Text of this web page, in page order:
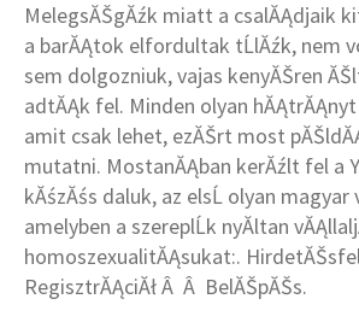
MelegsĂŠgĂźk miatt a csalĂĄdjaik
a barĂĄtok elfordultak tĹlĂźk, nem
sem dolgozniuk, vajas kenyĂŠren
adtĂĄk fel. Minden olyan
amit csak lehet, ezĂŠrt most
mutatni. MostanĂĄban kerĂźlt fel a
kĂśzĂśs daluk, az elsĹ olyan magyar
amelyben a szereplĹk nyĂ­ltan
homoszexualitĂĄsukat:.
RegisztrĂĄciĂł Â Â BelĂŠpĂŠs.